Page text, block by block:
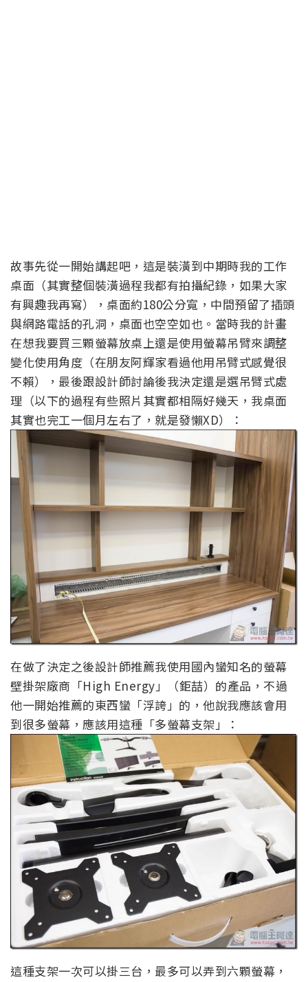
故事先從一開始講起吧，這是裝潢到中期時我的工作
桌面（其實整個裝潢過程我都有拍攝紀錄，如果大家
有興趣我再寫），桌面約180公分寬，中間預留了插頭
與網路電話的孔洞，桌面也空空如也。當時我的計畫
在想我要買三顆螢幕放桌上還是使用螢幕吊臂來調整
變化使用角度（在朋友阿輝家看過他用吊臂式感覺很
不賴），最後跟設計師討論後我決定還是選吊臂式處
理（以下的過程有些照片其實都相隔好幾天，我桌面
其實也完工一個月左右了，就是發懶XD）：
在做了決定之後設計師推薦我使用國內蠻知名的螢幕
壁掛架廠商「High Energy」（鉅喆）的產品，不過
他一開始推薦的東西蠻「浮誇」的，他說我應該會用
到很多螢幕，應該用這種「多螢幕支架」：
這種支架一次可以掛三台，最多可以弄到六顆螢幕，